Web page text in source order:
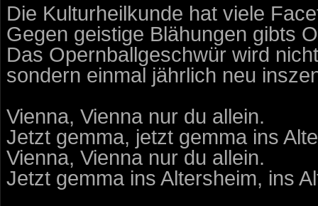
Die Kulturheilkunde hat viele
Gegen geistige Blähungen gibts
Das Opernballgeschwür wird
sondern einmal jährlich neu
Vienna, Vienna nur du allein.
Jetzt gemma, jetzt gemma ins
Vienna, Vienna nur du allein.
Jetzt gemma ins Altersheim, ins